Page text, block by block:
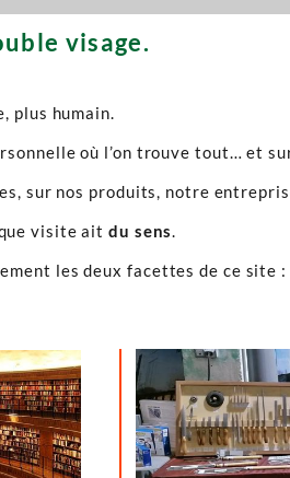
visage.
plus humain.
où l’on trouve tout… et
sur nos produits, notre
visite aitdu sens.
les deux facettes de ce site :